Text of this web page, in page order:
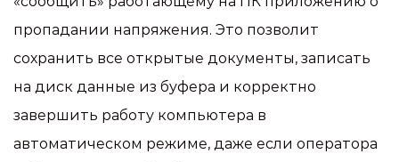
пропадании напряжения. Это позволит
сохранить все открытые документы, записать
на диск данные из буфера и корректно
завершить работу компьютера в
автоматическом режиме, даже если оператора